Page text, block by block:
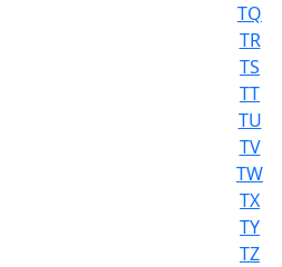
TQ
TR
TS
TT
TU
TV
TW
TX
TY
TZ